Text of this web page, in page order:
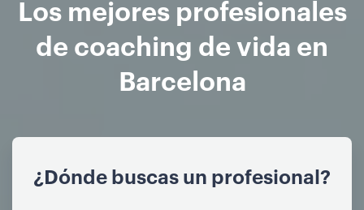
Los mejores profesionales
de coaching de vida en
Barcelona
¿Dónde buscas un profesional?